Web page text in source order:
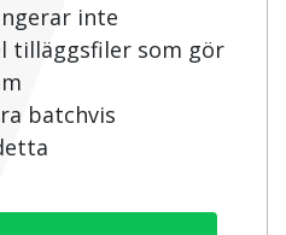
inte
tilläggsfiler som gör
batchvis